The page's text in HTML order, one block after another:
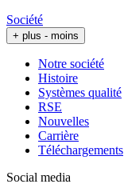
Société
+ plus - moins
Notre société
Histoire
Systèmes qualité
RSE
Nouvelles
Carrière
Téléchargements
Social media